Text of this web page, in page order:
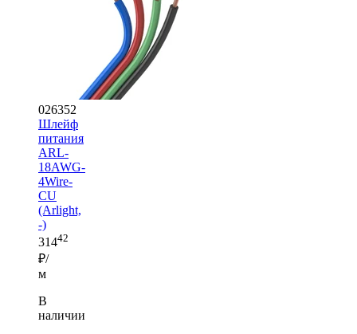
026352
Шлейф
питания
ARL-
18AWG-
4Wire-
CU
(Arlight,
-)
31442
₽/
м
В
наличии